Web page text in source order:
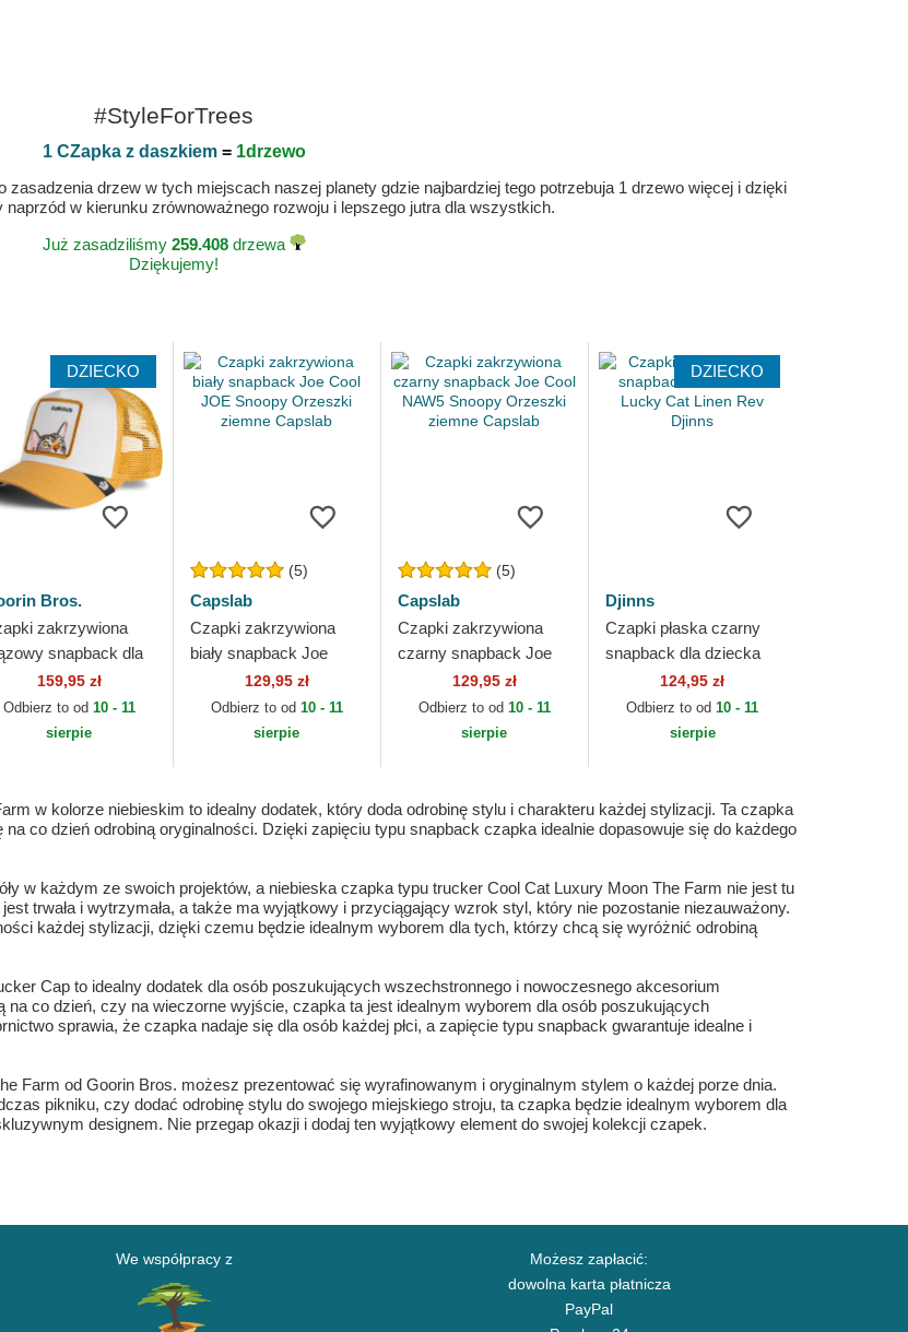
#StyleForTrees
1 CZapka z daszkiem= 1drzewo
drzew w tych miejscach naszej planety gdzie najbardziej tego potrzebuja 1 drzewo więcej i dzięki
naprzód w kierunku zrównoważnego rozwoju i lepszego jutra dla wszystkich.
Już zasadziliśmy 259.408drzewa
Dziękujemy!
DZIECKO
Bros.
zakrzywiona
snapback dla
Curious Cat
The Farm Goorin
159,95 zł
Odbierz to od 10 - 11
sierpie
(5)
Capslab
Czapki zakrzywiona
biały snapback Joe
Cool JOE Snoopy
Orzeszki ziemne
129,95 zł
Odbierz to od 10 - 11
sierpie
(5)
Capslab
Czapki zakrzywiona
czarny snapback Joe
Cool NAW5 Snoopy
Orzeszki ziemne
129,95 zł
Odbierz to od 10 - 11
sierpie
DZIECKO
Djinns
Czapki płaska czarny
snapback dla dziecka
Lucky Cat Linen Rev
Djinns
124,95 zł
Odbierz to od10 - 11
sierpie
w kolorze niebieskim to idealny dodatek, który doda odrobinę stylu i charakteru każdej stylizacji. Ta czapka
co dzień odrobiną oryginalności. Dzięki zapięciu typu snapback czapka idealnie dopasowuje się do każdego
w każdym ze swoich projektów, a niebieska czapka typu trucker Cool Cat Luxury Moon The Farm nie jest tu
trwała i wytrzymała, a także ma wyjątkowy i przyciągający wzrok styl, który nie pozostanie niezauważony.
każdej stylizacji, dzięki czemu będzie idealnym wyborem dla tych, którzy chcą się wyróżnić odrobiną
Cap to idealny dodatek dla osób poszukujących wszechstronnego i nowoczesnego akcesorium
co dzień, czy na wieczorne wyjście, czapka ta jest idealnym wyborem dla osób poszukujących
sprawia, że czapka nadaje się dla osób każdej płci, a zapięcie typu snapback gwarantuje idealne i
Farm od Goorin Bros. możesz prezentować się wyrafinowanym i oryginalnym stylem o każdej porze dnia.
pikniku, czy dodać odrobinę stylu do swojego miejskiego stroju, ta czapka będzie idealnym wyborem dla
designem. Nie przegap okazji i dodaj ten wyjątkowy element do swojej kolekcji czapek.
We współpracy z
Możesz zapłacić:
dowolna karta płatnicza
PayPal